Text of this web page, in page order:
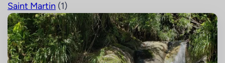
Saint Martin (1)